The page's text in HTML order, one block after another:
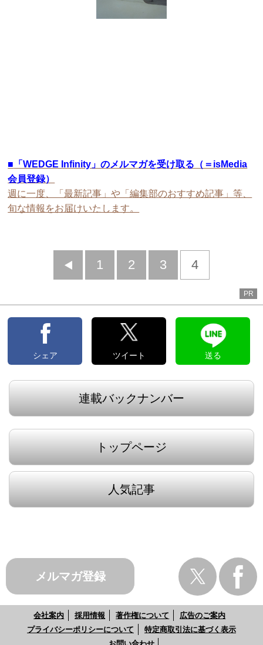
■ 「WEDGE Infinity」のメルマガを受け取る（＝isMedia
会員登録）
週に一度、「最新記事」や「編集部のおすすめ記事」等、
旬な情報をお届けいたします。
前
1 2 3 4
PR
シェア ツイート 送る
連載バックナンバー
トップページ
人気記事
メルマガ登録
会社案内 採用情報 著作権について
広告のご案内
プライバシーポリシーについて
特定商取引法に基づく表示